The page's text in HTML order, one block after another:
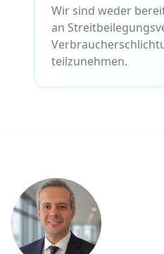
Wir sind weder
an
teilzunehmen.